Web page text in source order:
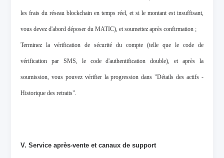
les frais du réseau blockchain en temps réel, et si le montant est insuffisant,
vous devez d'abord déposer du MATIC), et soumettez après confirmation ;
Terminez la vérification de sécurité du compte (telle que le code de
vérification par SMS, le code d'authentification double), et après la
soumission, vous pouvez vérifier la progression dans "Détails des actifs -
Historique des retraits".
V. Service après-vente et canaux de support